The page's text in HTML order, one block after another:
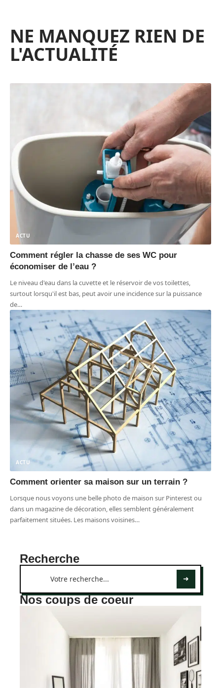
NE MANQUEZ RIEN DE
L'ACTUALITÉ
ACTU
Comment régler la chasse de ses WC pour
économiser de l’eau ?
Le niveau d'eau dans la cuvette et le réservoir de vos toilettes,
surtout lorsqu'il est bas, peut avoir une incidence sur la puissance
de…
ACTU
Comment orienter sa maison sur un terrain ?
Lorsque nous voyons une belle photo de maison sur Pinterest ou
dans un magazine de décoration, elles semblent généralement
parfaitement situées. Les maisons voisines…
Recherche
Nos coups de coeur